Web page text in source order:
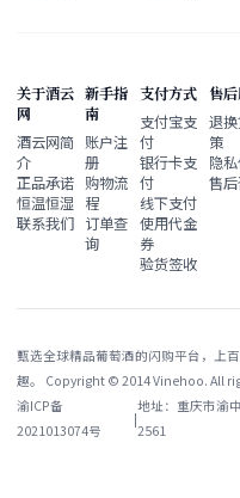
关于酒云
网
酒云网简
介
正品承诺
恒温恒湿
联系我们
新手指
南
账户注
册
购物流
程
订单查
询
支付方式
支付宝支
付
银行卡支
付
线下支付
使用代金
券
验货签收
售
退
策
隐
售
甄选全球精品葡萄酒的闪购平台，上
趣。 Copyright © 2014 Vinehoo. All
渝ICP备
2021013074号
|
地址：重庆市渝
2561